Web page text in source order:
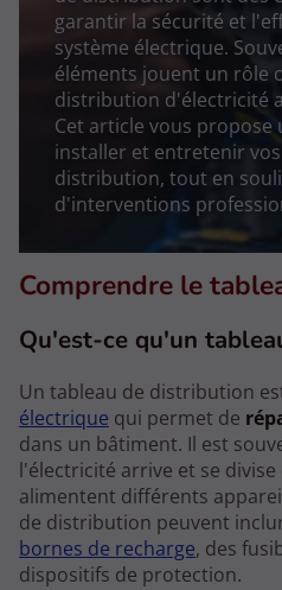
garantir la sécurité et
système électrique.
éléments jouent un rôle
distribution d'électricité
Cet article vous
installer et entretenir
distribution, tout en
d'interventions
Comprendre le
Qu'est-ce qu'un
Un tableau de distribution
électrique qui permet de
dans un bâtiment. Il est
l'électricité arrive et se
alimentent différents
de distribution peuvent
bornes de recharge, des
dispositifs de protection.